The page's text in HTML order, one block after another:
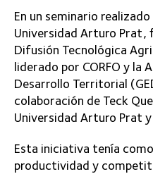
En un seminario
Universidad Arturo Prat,
Difusión Tecnológica
liderado por CORFO y la
Desarrollo Territorial
colaboración de Teck
Universidad Arturo Prat
Esta iniciativa tenía
productividad y